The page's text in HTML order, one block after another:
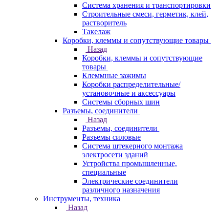
Система хранения и транспортировки
Строительные смеси, герметик, клей,
растворитель
Такелаж
Коробки, клеммы и сопутствующие товары
Назад
Коробки, клеммы и сопутствующие
товары
Клеммные зажимы
Коробки распределительные/
установочные и аксессуары
Системы сборных шин
Разъемы, соединители
Назад
Разъемы, соединители
Разъемы силовые
Система штекерного монтажа
электросети зданий
Устройства промышленные,
специальные
Электрические соединители
различного назначения
Инструменты, техника
Назад